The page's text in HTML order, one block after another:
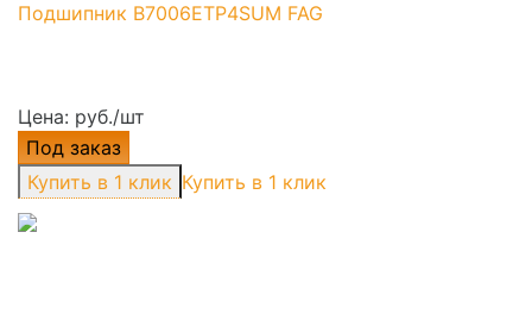
Подшипник B7006ETP4SUM FAG
Цена: руб./шт
Под заказ
Купить в 1 клик